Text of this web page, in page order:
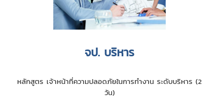
จป. บริหาร
หลักสูตร เจ้าหน้าที่ความปลอดภัยในการทำงาน ระดับบริหาร (2
วัน)